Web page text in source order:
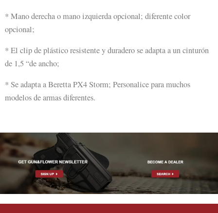
* Mano derecha o mano izquierda opcional; diferente color
opcional;
* El clip de plástico resistente y duradero se adapta a un cinturón
de 1,5 “de ancho;
* Se adapta a Beretta PX4 Storm; Personalice para muchos
modelos de armas diferentes.